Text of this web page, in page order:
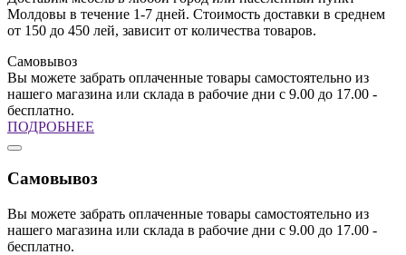
Молдовы в течение 1-7 дней. Стоимость доставки в среднем
от 150 до 450 лей, зависит от количества товаров.
Самовывоз
Вы можете забрать оплаченные товары самостоятельно из
нашего магазина или склада в рабочие дни с 9.00 до 17.00 -
бесплатно.
ПОДРОБНЕЕ
Самовывоз
Вы можете забрать оплаченные товары самостоятельно из
нашего магазина или склада в рабочие дни с 9.00 до 17.00 -
бесплатно.